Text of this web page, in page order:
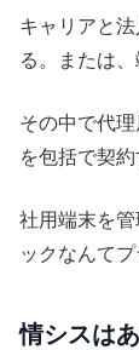
キャリアと
る。または
その中で代
を包括で契
社用端末を
ックなんて
情シスは